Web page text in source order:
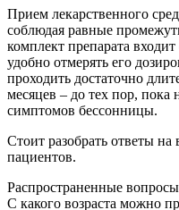
Прием лекарственного
соблюдая равные
комплект препарата
удобно отмерять его
проходить достаточно
месяцев – до тех пор, пока
симптомов бессонницы.
Стоит разобрать ответы на
пациентов.
Распространенные вопросы
С какого возраста можно